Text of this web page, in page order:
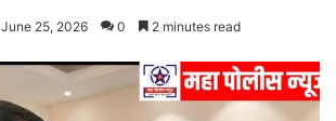
June 25, 2026 0 2 minutes read